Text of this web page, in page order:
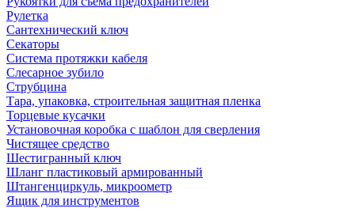
Рулетка
Сантехнический ключ
Секаторы
Система протяжки кабеля
Слесарное зубило
Струбцина
Тара, упаковка, строительная защитная пленка
Торцевые кусачки
Установочная коробка с шаблон для сверления
Чистящее средство
Шестигранный ключ
Шланг пластиковый армированный
Штангенциркуль, микроометр
Ящик для инструментов